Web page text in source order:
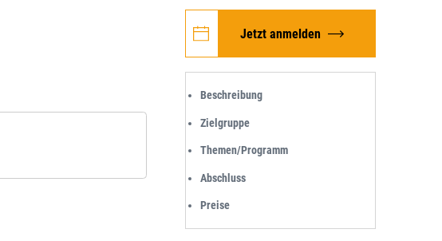
Jetzt anmelden
Beschreibung
Zielgruppe
Themen/Programm
Abschluss
Preise